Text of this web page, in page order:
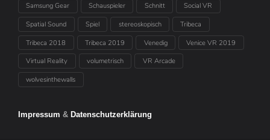
Samsung Gear Schauspieler Schnitt Social VR
Spatial Sound Spiel stereoskopisch Tribeca
Tribeca 2018 Tribeca 2019 Venedig Venice VR 2019
Virtual Reality volumetrisch VR Arcade
wolvesinthewalls
Impressum & Datenschutzerklärung